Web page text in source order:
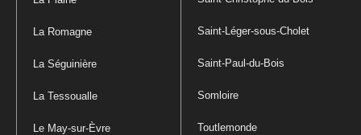
La Romagne
La Séguinière
La Tessoualle
Le May-sur-Èvre
Saint-Léger-sous-Cholet
Saint-Paul-du-Bois
Somloire
Toutlemonde